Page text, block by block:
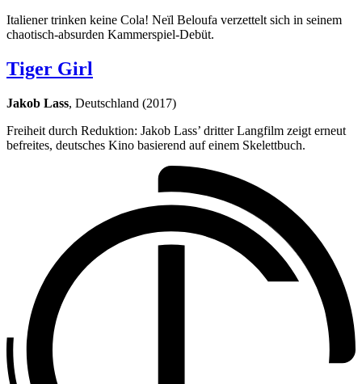
Italiener trinken keine Cola! Neïl Beloufa verzettelt sich in seinem
chaotisch-absurden Kammerspiel-Debüt.
Tiger Girl
Jakob Lass, Deutschland (2017)
Freiheit durch Reduktion: Jakob Lass’ dritter Langfilm zeigt erneut
befreites, deutsches Kino basierend auf einem Skelettbuch.